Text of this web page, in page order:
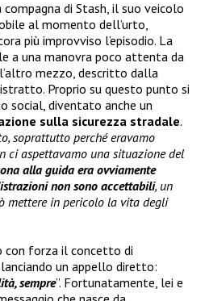
di Stash, il suo veicolo
al momento dell’urto,
più improvviso l’episodio. La
a una manovra poco attenta da
mezzo, descritto dalla
Proprio su questo punto si
social, diventato anche un
sulla sicurezza stradale.
soprattutto perché eravamo
ci aspettavamo una situazione del
alla guida era ovviamente
non sono accettabili, un
mettere in pericolo la vita degli
con forza il concetto di
un appello diretto:
sempre”. Fortunatamente, lei e